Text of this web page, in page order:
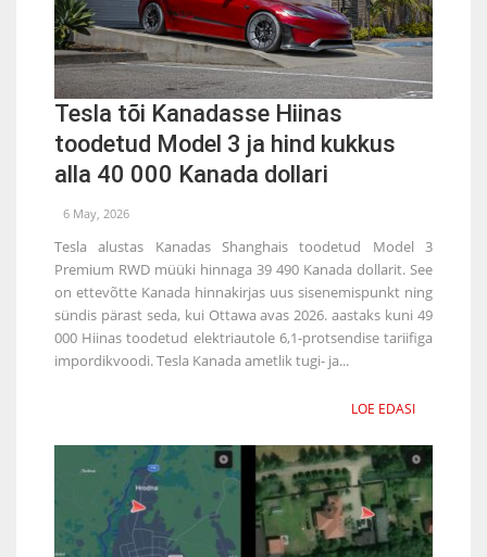
Tesla tõi Kanadasse Hiinas
toodetud Model 3 ja hind kukkus
alla 40 000 Kanada dollari
6 May, 2026
Tesla alustas Kanadas Shanghais toodetud Model 3
Premium RWD müüki hinnaga 39 490 Kanada dollarit. See
on ettevõtte Kanada hinnakirjas uus sisenemispunkt ning
sündis pärast seda, kui Ottawa avas 2026. aastaks kuni 49
000 Hiinas toodetud elektriautole 6,1-protsendise tariifiga
impordikvoodi. Tesla Kanada ametlik tugi- ja...
LOE EDASI